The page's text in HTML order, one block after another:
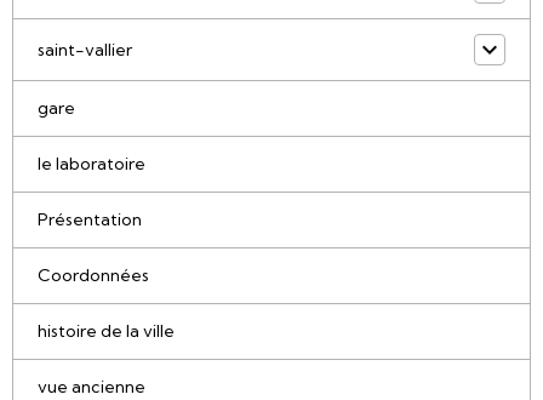
saint-vallier
gare
le laboratoire
Présentation
Coordonnées
histoire de la ville
vue ancienne